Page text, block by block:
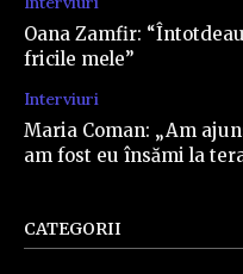
Oana Zamfir:
fricile mele”
Interviuri
Maria Coman: „Am
am fost eu însămi la
CATEGORII